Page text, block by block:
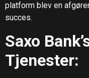
platform blev en
succes.
Saxo
Tjenester: